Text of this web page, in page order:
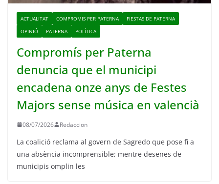
ACTUALITAT COMPROMIS PER PATERNA
FIESTAS DE PATERNA
OPINIÓ
PATERNA POLÍTICA
Compromís per Paterna
denuncia que el municipi
encadena onze anys de Festes
Majors sense música en valencià
08/07/2026 Redaccion
La coalició reclama al govern de Sagredo que pose fi a
una absència incomprensible; mentre desenes de
municipis omplin les